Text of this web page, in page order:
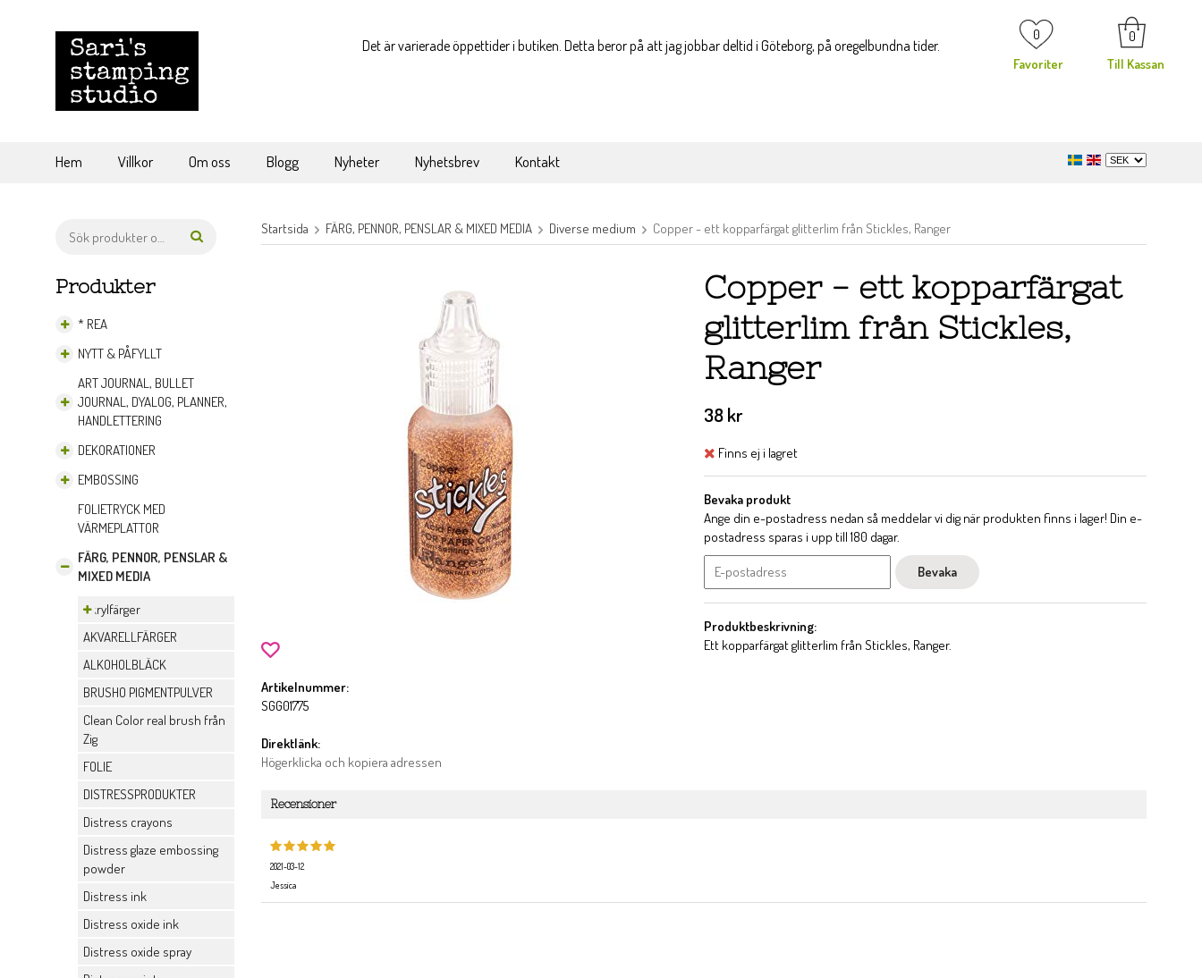
0
Favoriter
0
Till Kassan
Det är varierade öppettider i butiken. Detta beror på att jag jobbar deltid i Göteborg, på oregelbundna tider.
Hem Villkor Om oss Blogg Nyheter Nyhetsbrev Kontakt
Produkter
* REA
NYTT & PÅFYLLT
ART JOURNAL, BULLET
JOURNAL, DYALOG, PLANNER,
HANDLETTERING
DEKORATIONER
EMBOSSING
FOLIETRYCK MED
VÄRMEPLATTOR
FÄRG, PENNOR, PENSLAR &
MIXED MEDIA
Akrylfärger
AKVARELLFÄRGER
ALKOHOLBLÄCK
BRUSHO PIGMENTPULVER
Clean Color real brush från
Zig
FOLIE
DISTRESSPRODUKTER
Distress crayons
Distress glaze embossing
powder
Distress ink
Distress oxide ink
Distress oxide spray
Startsida FÄRG, PENNOR, PENSLAR & MIXED MEDIA Diverse medium Copper - ett kopparfärgat glitterlim från Stickles, Ranger
Copper - ett kopparfärgat
glitterlim från Stickles,
Ranger
38 kr
Finns ej i lagret
Bevaka produkt
Ange din e-postadress nedan så meddelar vi dig när produkten finns i lager! Din e-
postadress sparas i upp till 180 dagar.
Bevaka
Produktbeskrivning:
Ett kopparfärgat glitterlim från Stickles, Ranger.
Artikelnummer:
SGG01775
Direktlänk:
Högerklicka och kopiera adressen
Recensioner
2021-03-12
Jessica